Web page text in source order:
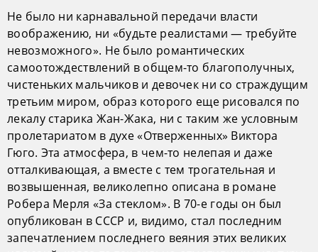
Не было ни карнавальной передачи власти
воображению, ни «будьте реалистами — требуйте
невозможного». Не было романтических
самоотождествлений в общем-то благополучных,
чистеньких мальчиков и девочек ни со страждущим
третьим миром, образ которого еще рисовался по
лекалу старика Жан-Жака, ни с таким же условным
пролетариатом в духе «Отверженных» Виктора
Гюго. Эта атмосфера, в чем-то нелепая и даже
отталкивающая, а вместе с тем трогательная и
возвышенная, великолепно описана в романе
Робера Мерля «За стеклом». В 70-е годы он был
опубликован в СССР и, видимо, стал последним
запечатлением последнего веяния этих великих